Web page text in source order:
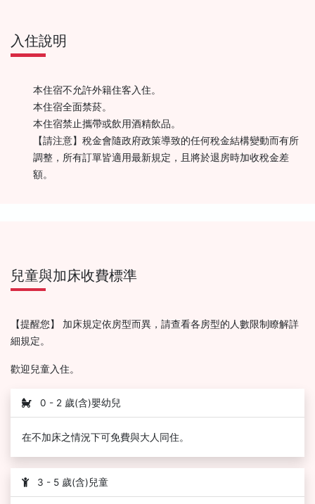
入住說明
本住宿不允許外籍住客入住。
本住宿全面禁菸。
本住宿禁止攜帶或飲用酒精飲品。
【請注意】稅金會隨政府政策導致的任何稅金結構變動而有所
調整，所有訂單皆適用最新規定，且將於退房時加收稅金差
額。
兒童與加床收費標準
【提醒您】 加床規定依房型而異，請查看各房型的人數限制瞭解詳
細規定。
歡迎兒童入住。
0 - 2 歲(含)嬰幼兒
在不加床之情況下可免費與大人同住。
3 - 5 歲(含)兒童